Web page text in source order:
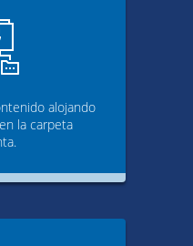
alojando
la carpeta